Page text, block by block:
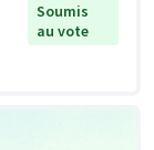
Soumis
au vote